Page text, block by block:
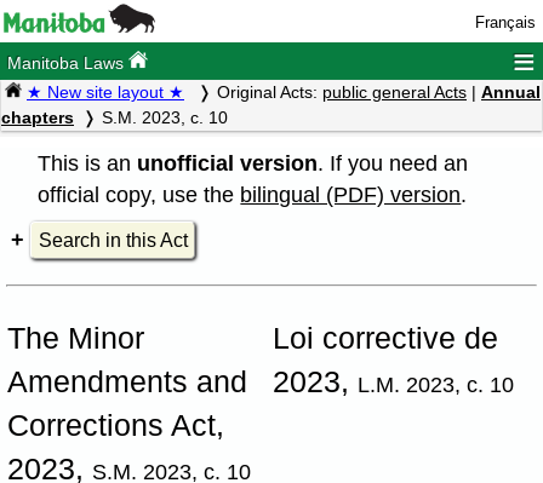
Français
Manitoba Laws ≡
★ New site layout ★ Original Acts: public general Acts | Annual
chapters
S.M. 2023, c. 10
This is an unofficial version. If you need an
official copy, use the bilingual (PDF) version.
Search in this Act
The Minor
Amendments and
Corrections Act,
2023, S.M. 2023, c. 10
Loi corrective de
2023, L.M. 2023, c. 10